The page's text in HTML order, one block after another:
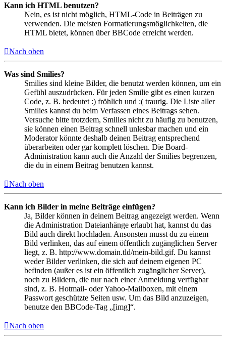
Kann ich HTML benutzen?
Nein, es ist nicht möglich, HTML-Code in Beiträgen zu
verwenden. Die meisten Formatierungsmöglichkeiten, die
HTML bietet, können über BBCode erreicht werden.
Nach oben
Was sind Smilies?
Smilies sind kleine Bilder, die benutzt werden können, um ein
Gefühl auszudrücken. Für jeden Smilie gibt es einen kurzen
Code, z. B. bedeutet :) fröhlich und :( traurig. Die Liste aller
Smilies kannst du beim Verfassen eines Beitrags sehen.
Versuche bitte trotzdem, Smilies nicht zu häufig zu benutzen,
sie können einen Beitrag schnell unlesbar machen und ein
Moderator könnte deshalb deinen Beitrag entsprechend
überarbeiten oder gar komplett löschen. Die Board-
Administration kann auch die Anzahl der Smilies begrenzen,
die du in einem Beitrag benutzen kannst.
Nach oben
Kann ich Bilder in meine Beiträge einfügen?
Ja, Bilder können in deinem Beitrag angezeigt werden. Wenn
die Administration Dateianhänge erlaubt hat, kannst du das
Bild auch direkt hochladen. Ansonsten musst du zu einem
Bild verlinken, das auf einem öffentlich zugänglichen Server
liegt, z. B. http://www.domain.tld/mein-bild.gif. Du kannst
weder Bilder verlinken, die sich auf deinem eigenen PC
befinden (außer es ist ein öffentlich zugänglicher Server),
noch zu Bildern, die nur nach einer Anmeldung verfügbar
sind, z. B. Hotmail- oder Yahoo-Mailboxen, mit einem
Passwort geschützte Seiten usw. Um das Bild anzuzeigen,
benutze den BBCode-Tag „[img]“.
Nach oben